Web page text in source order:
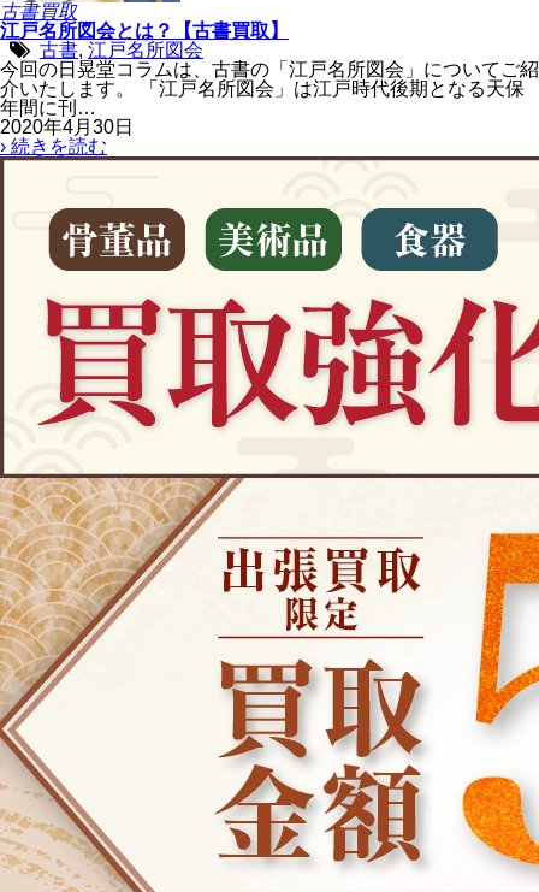
古書買取
江戸名所図会とは？【古書買取】
古書, 江戸名所図会
今回の日晃堂コラムは、古書の「江戸名所図会」についてご紹
介いたします。 「江戸名所図会」は江戸時代後期となる天保
年間に刊…
2020年4月30日
› 続きを読む